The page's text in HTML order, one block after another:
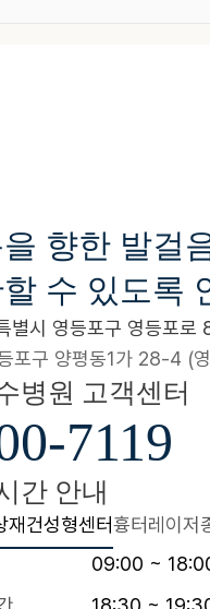
향한 발걸
수 있도록
별시 영등포구 영등포로
포구 양평동1가 28-4 (
병원 고객센터
7119
간 안내
재건성형센터흉터레이저
09:00 ~